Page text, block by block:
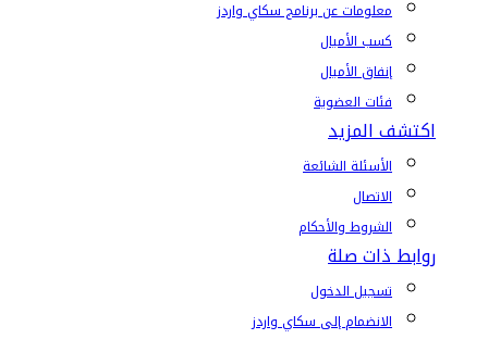
معلومات عن برنامج سكاي واردز
كسب الأميال
إنفاق الأميال
فئات العضوية
اكتشف المزيد
الأسئلة الشائعة
الاتصال
الشروط والأحكام
روابط ذات صلة
تسجيل الدخول
الانضمام إلى سكاي واردز